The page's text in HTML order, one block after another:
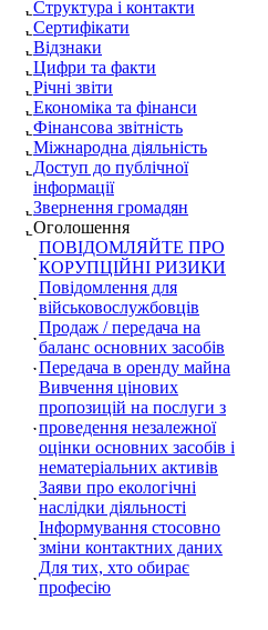
Структура і контакти
Сертифікати
Відзнаки
Цифри та факти
Річні звіти
Економіка та фінанси
Фінансова звітність
Міжнародна діяльність
Доступ до публічної
інформації
Звернення громадян
Оголошення
ПОВІДОМЛЯЙТЕ ПРО
КОРУПЦІЙНІ РИЗИКИ
Повідомлення для
військовослужбовців
Продаж / передача на
баланс основних засобів
Передача в оренду майна
Вивчення цінових
пропозицій на послуги з
проведення незалежної
оцінки основних засобів і
нематеріальних активів
Заяви про екологічні
наслідки діяльності
Інформування стосовно
зміни контактних даних
Для тих, хто обирає
професію